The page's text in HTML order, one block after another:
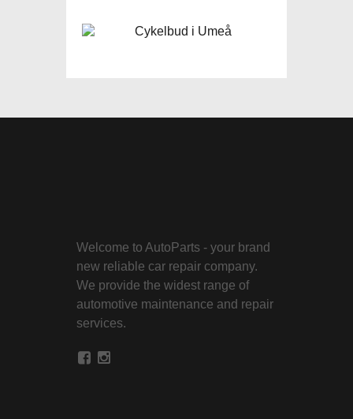
Welcome to AutoParts - your brand
new reliable car repair company.
We provide the widest range of
automotive maintenance and repair
services.